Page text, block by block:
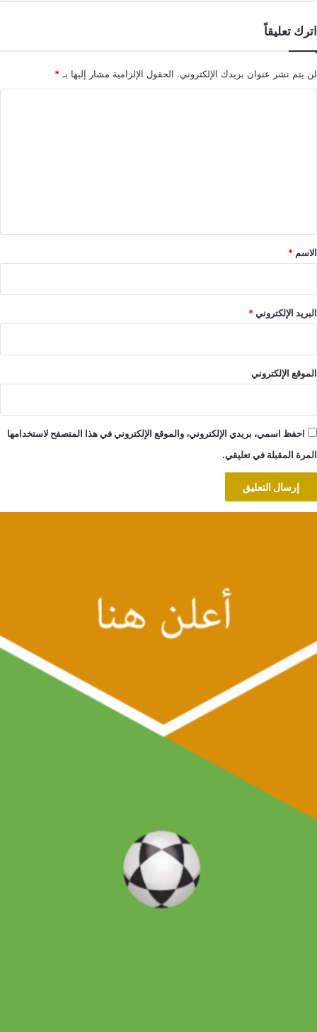
اترك تعليقاً
لن يتم نشر عنوان بريدك الإلكتروني. الحقول الإلزامية مشار إليها بـ *
*
الاسم *
البريد الإلكتروني*
الموقع الإلكتروني
احفظ اسمي، بريدي الإلكتروني، والموقع الإلكتروني في هذا المتصفح لاستخدامها
المرة المقبلة في تعليقي.